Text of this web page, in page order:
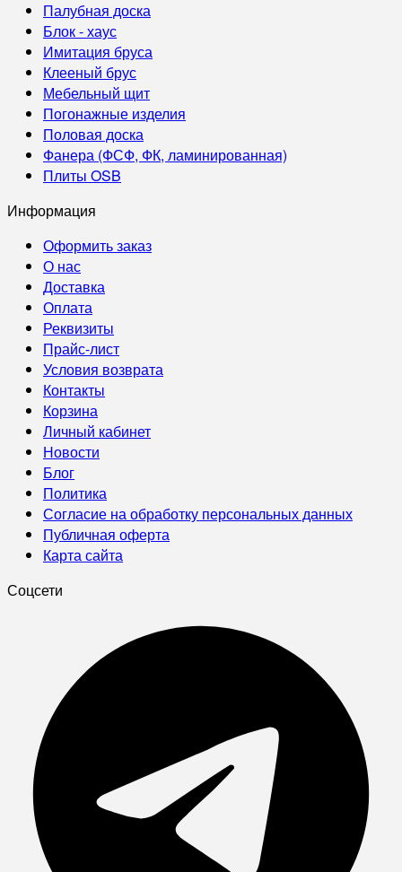
Палубная доска
Блок - хаус
Имитация бруса
Клееный брус
Мебельный щит
Погонажные изделия
Половая доска
Фанера (ФСФ, ФК, ламинированная)
Плиты OSB
Информация
Оформить заказ
О нас
Доставка
Оплата
Реквизиты
Прайс-лист
Условия возврата
Контакты
Корзина
Личный кабинет
Новости
Блог
Политика
Согласие на обработку персональных данных
Публичная оферта
Карта сайта
Соцсети